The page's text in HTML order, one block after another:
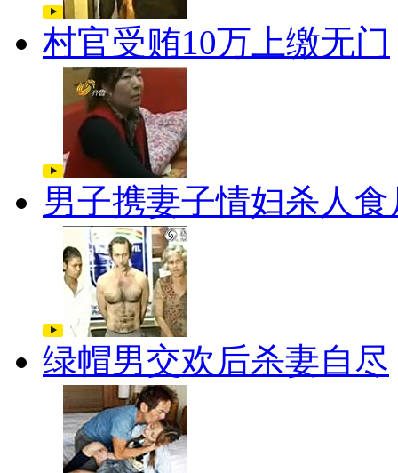
村官受贿10万上缴无门
男子携妻子情妇杀人食
绿帽男交欢后杀妻自尽